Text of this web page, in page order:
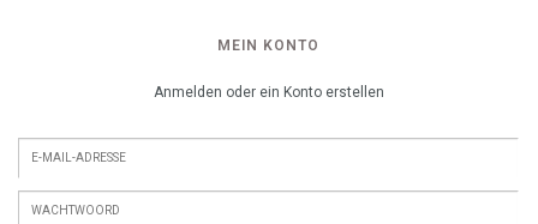
MEIN KONTO
Anmelden oder ein Konto erstellen